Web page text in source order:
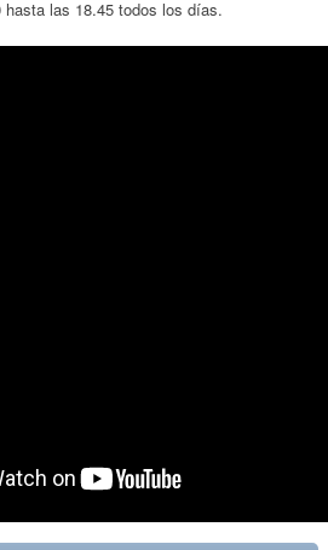
las 18.45 todos los días.